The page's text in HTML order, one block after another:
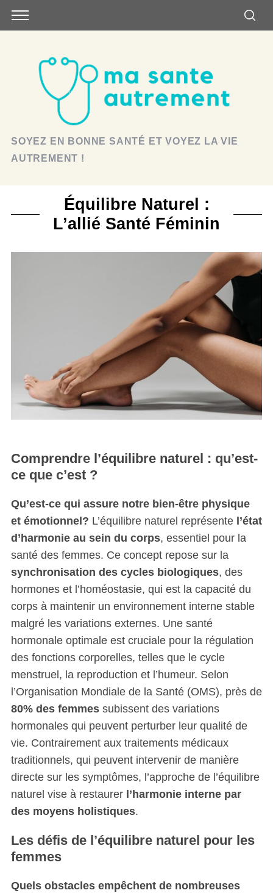
SOYEZ EN BONNE SANTÉ ET VOYEZ LA VIE
AUTREMENT !
Équilibre Naturel :
L’allié Santé Féminin
Comprendre l’équilibre naturel : qu’est-
ce que c’est ?
Qu’est-ce qui assure notre bien-être physique
et émotionnel? L’équilibre naturel représente l’état
d’harmonie au sein du corps, essentiel pour la
santé des femmes. Ce concept repose sur la
synchronisation des cycles biologiques, des
hormones et l’homéostasie, qui est la capacité du
corps à maintenir un environnement interne stable
malgré les variations externes. Une santé
hormonale optimale est cruciale pour la régulation
des fonctions corporelles, telles que le cycle
menstruel, la reproduction et l’humeur. Selon
l’Organisation Mondiale de la Santé (OMS), près de
80% des femmessubissent des variations
hormonales qui peuvent perturber leur qualité de
vie. Contrairement aux traitements médicaux
traditionnels, qui peuvent intervenir de manière
directe sur les symptômes, l’approche de l’équilibre
naturel vise à restaurer l’harmonie interne par
des moyens holistiques.
Les défis de l’équilibre naturel pour les
femmes
Quels obstacles empêchent de nombreuses